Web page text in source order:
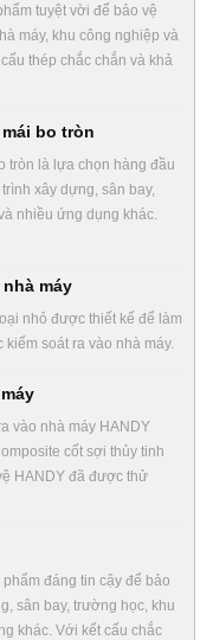
tuyệt vời để bảo vệ
máy, khu công nghiệp và
thép chắc chắn và khả
bo tròn
tròn là lựa chọn hàng đầu
xây dựng, sân bay,
nhiều ứng dụng khác.
máy
nhỏ được thiết kế để làm
soát ra vào nhà máy.
vào nhà máy HANDY
cốt sợi thủy tinh
HANDY đã được thử
đáng tin cậy để bảo
sân bay, trường học, khu
khác. Với kết cấu chắc